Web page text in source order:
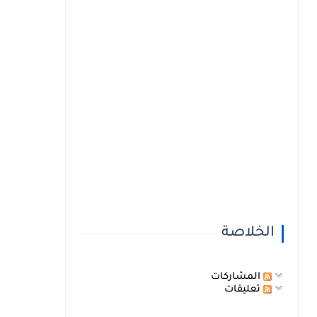
الخلاصة
المشاركات
تعليقات